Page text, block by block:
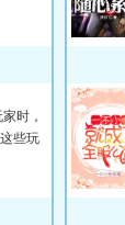
时，
些玩